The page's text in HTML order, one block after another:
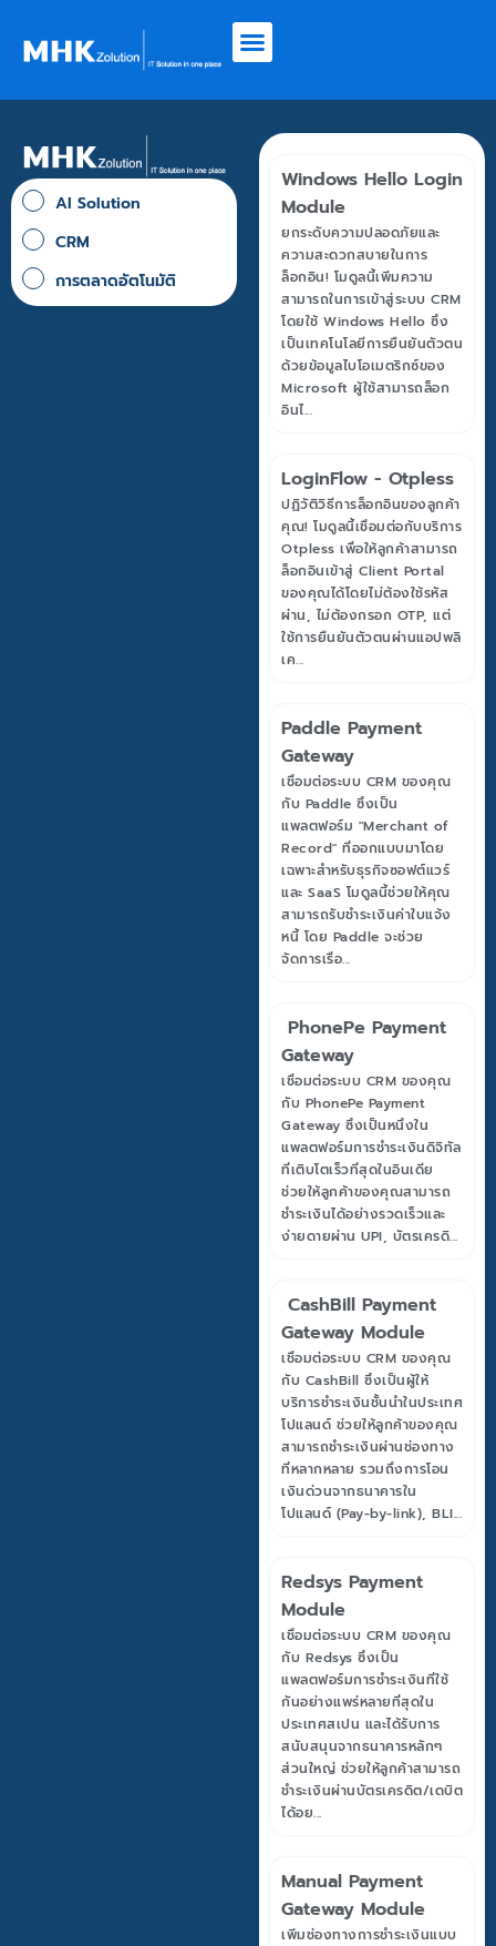
AI Solution
CRM
การตลาดอัตโนมัติ
Windows Hello Login
Module
ยกระดับความปลอดภัยและ
ความสะดวกสบายในการ
ล็อกอิน! โมดูลนี้เพิ่มความ
สามารถในการเข้าสู่ระบบ CRM
โดยใช้ Windows Hello ซึ่ง
เป็นเทคโนโลยีการยืนยันตัวตน
ด้วยข้อมูลไบโอเมตริกซ์ของ
Microsoft ผู้ใช้สามารถล็อก
อินไ...
LoginFlow - Otpless
ปฏิวัติวิธีการล็อกอินของลูกค้า
คุณ! โมดูลนี้เชื่อมต่อกับบริการ
Otpless เพื่อให้ลูกค้าสามารถ
ล็อกอินเข้าสู่ Client Portal
ของคุณได้โดยไม่ต้องใช้รหัส
ผ่าน, ไม่ต้องกรอก OTP, แต่
ใช้การยืนยันตัวตนผ่านแอปพลิ
เค...
Paddle Payment
Gateway
เชื่อมต่อระบบ CRM ของคุณ
กับ Paddle ซึ่งเป็น
แพลตฟอร์ม "Merchant of
Record" ที่ออกแบบมาโดย
เฉพาะสำหรับธุรกิจซอฟต์แวร์
และ SaaS โมดูลนี้ช่วยให้คุณ
สามารถรับชำระเงินค่าใบแจ้ง
หนี้ โดย Paddle จะช่วย
จัดการเรื่อ...
PhonePe Payment
Gateway
เชื่อมต่อระบบ CRM ของคุณ
กับ PhonePe Payment
Gateway ซึ่งเป็นหนึ่งใน
แพลตฟอร์มการชำระเงินดิจิทัล
ที่เติบโตเร็วที่สุดในอินเดีย
ช่วยให้ลูกค้าของคุณสามารถ
ชำระเงินได้อย่างรวดเร็วและ
ง่ายดายผ่าน UPI, บัตรเครดิ...
CashBill Payment
Gateway Module
เชื่อมต่อระบบ CRM ของคุณ
กับ CashBill ซึ่งเป็นผู้ให้
บริการชำระเงินชั้นนำในประเทศ
โปแลนด์ ช่วยให้ลูกค้าของคุณ
สามารถชำระเงินผ่านช่องทาง
ที่หลากหลาย รวมถึงการโอน
เงินด่วนจากธนาคารใน
โปแลนด์ (Pay-by-link), BLI...
Redsys Payment
Module
เชื่อมต่อระบบ CRM ของคุณ
กับ Redsys ซึ่งเป็น
แพลตฟอร์มการชำระเงินที่ใช้
กันอย่างแพร่หลายที่สุดใน
ประเทศสเปน และได้รับการ
สนับสนุนจากธนาคารหลักๆ
ส่วนใหญ่ ช่วยให้ลูกค้าสามารถ
ชำระเงินผ่านบัตรเครดิต/เดบิต
ได้อย...
Manual Payment
Gateway Module
เพิ่มช่องทางการชำระเงินแบบ